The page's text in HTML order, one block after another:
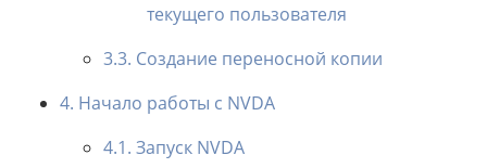
текущего пользователя
3.3. Создание переносной копии
4. Начало работы с NVDA
4.1. Запуск NVDA